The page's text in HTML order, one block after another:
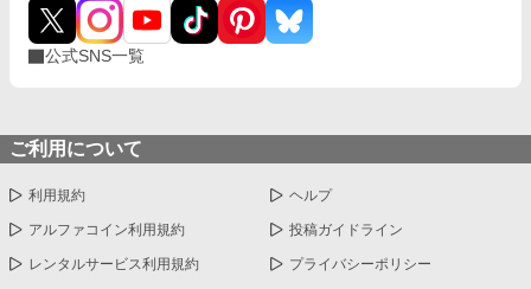
公式SNS一覧
ご利用について
利用規約 ヘルプ
アルファコイン利用規約 投稿ガイドライン
レンタルサービス利用規約 プライバシーポリシー